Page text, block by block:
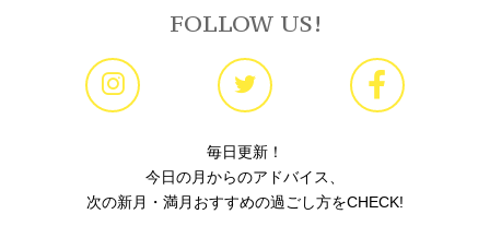
FOLLOW US!
毎日更新！
今日の月からのアドバイス、
次の新月・満月おすすめの過ごし方をCHECK!